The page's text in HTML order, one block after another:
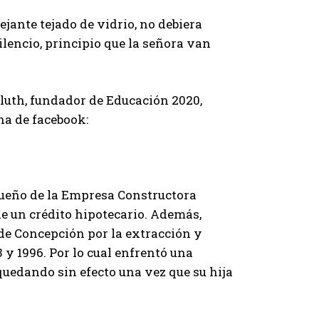
tejado de vidrio, no debiera
principio que la señora van
fundador de Educación 2020,
de facebook:
de la Empresa Constructora
un crédito hipotecario. Además,
Concepción por la extracción y
1996. Por lo cual enfrentó una
sin efecto una vez que su hija